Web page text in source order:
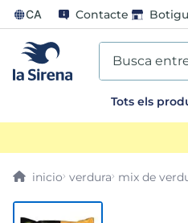
CA Contacte
Busca entre
Tots els
verdura mix de